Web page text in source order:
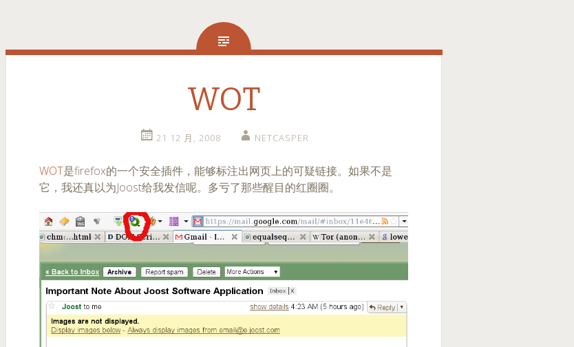
WOT
21 12 月, 2008 NETCASPER
WOT是firefox的一个安全插件，能够标注出网页上的可疑链接。如果不是
它，我还真以为Joost给我发信呢。多亏了那些醒目的红圈圈。